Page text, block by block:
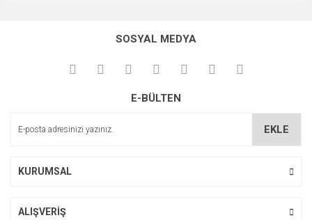
kullanarak tarafımıza iletebilirsiniz.
Görüş ve önerileriniz için teşekkür ederiz.
Ürün açıklamasında eksik bilgiler bulunuyor.
SOSYAL MEDYA
E-BÜLTEN
EKLE
KURUMSAL
ALIŞVERİŞ